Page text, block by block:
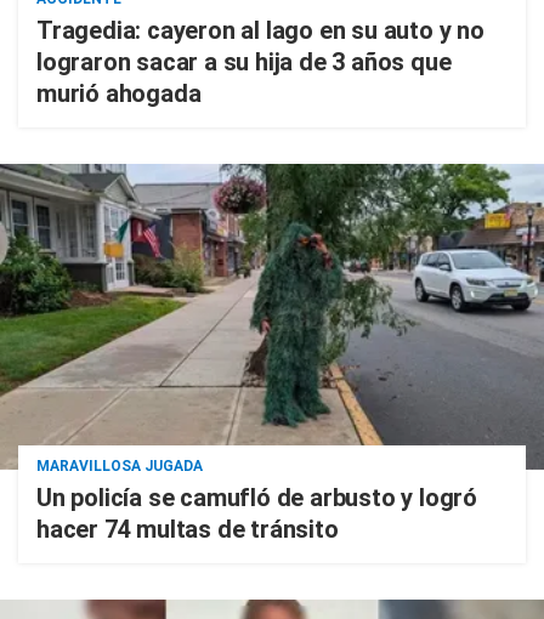
Tragedia: cayeron al lago en su auto y no
lograron sacar a su hija de 3 años que
murió ahogada
MARAVILLOSA JUGADA
Un policía se camufló de arbusto y logró
hacer 74 multas de tránsito